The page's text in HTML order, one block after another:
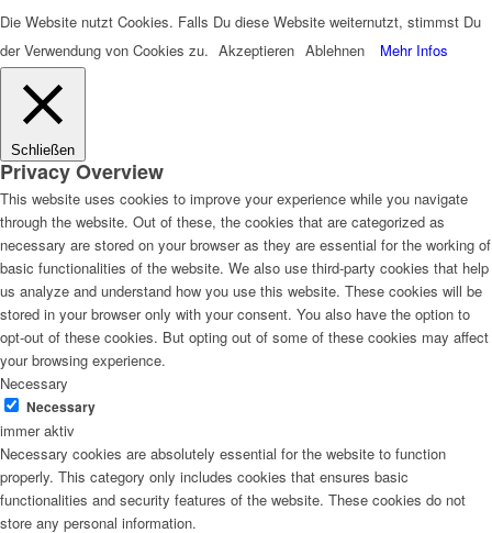
Die Website nutzt Cookies. Falls Du diese Website weiternutzt, stimmst Du
der Verwendung von Cookies zu. Akzeptieren Ablehnen Mehr Infos
Schließen
Privacy Overview
This website uses cookies to improve your experience while you navigate
through the website. Out of these, the cookies that are categorized as
necessary are stored on your browser as they are essential for the working of
basic functionalities of the website. We also use third-party cookies that help
us analyze and understand how you use this website. These cookies will be
stored in your browser only with your consent. You also have the option to
opt-out of these cookies. But opting out of some of these cookies may affect
your browsing experience.
Necessary
Necessary
immer aktiv
Necessary cookies are absolutely essential for the website to function
properly. This category only includes cookies that ensures basic
functionalities and security features of the website. These cookies do not
store any personal information.